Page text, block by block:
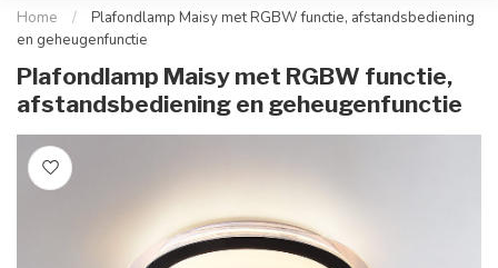
Home /
Plafondlamp Maisy met RGBW functie, afstandsbediening
en geheugenfunctie
Plafondlamp Maisy met RGBW functie,
afstandsbediening en geheugenfunctie